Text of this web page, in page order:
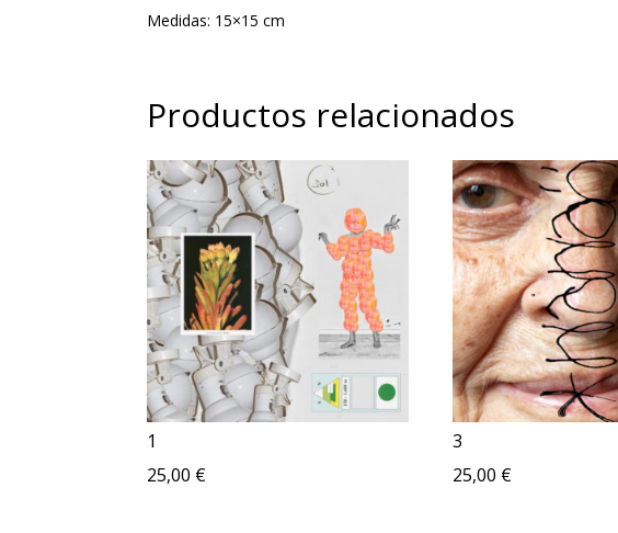
Medidas: 15×15 cm
Productos relacionados
1
25,00 €
3
25,00 €